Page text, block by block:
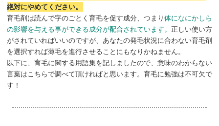
絶対にやめてください。
育毛剤は読んで字のごとく育毛を促す成分、つまり体になにかしら
の影響を与える事ができる成分が配合されています。 正しい使い方
がされていればいいのですが、あなたの発毛状況に合わない育毛剤
を選択すれば薄毛を進行させることにもなりかねません。
以下に、育毛に関する用語集を記しましたので、意味のわからない
言葉はこちらで調べて頂ければと思います。育毛に勉強は不可欠で
す！